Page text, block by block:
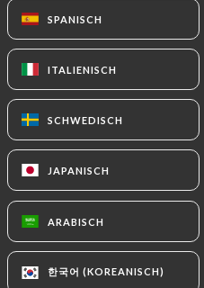
SPANISCH
ITALIENISCH
SCHWEDISCH
JAPANISCH
ARABISCH
한국어 (KOREANISCH)
SPANISCH
ITALIENISCH
SCHWEDISCH
JAPANISCH
ARABISCH
한국어 (KOREANISCH)